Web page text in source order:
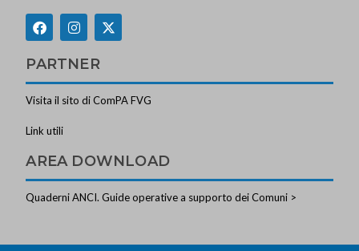
PARTNER
Visita il sito di ComPA FVG
Link utili
AREA DOWNLOAD
Quaderni ANCI. Guide operative a supporto dei Comuni >